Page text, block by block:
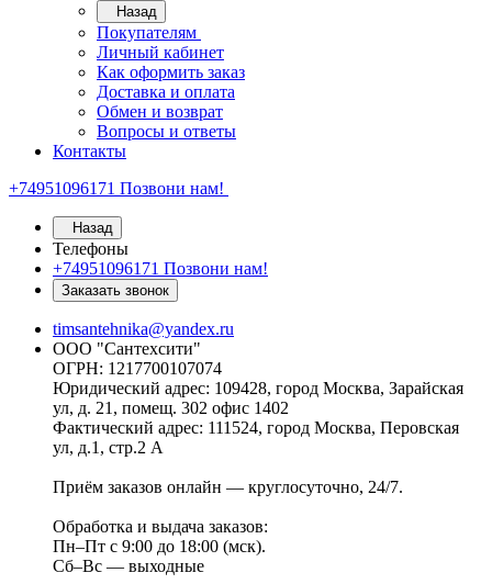
Назад
Покупателям
Личный кабинет
Как оформить заказ
Доставка и оплата
Обмен и возврат
Вопросы и ответы
Контакты
+74951096171 Позвони нам!
Назад
Телефоны
+74951096171 Позвони нам!
Заказать звонок
timsantehnika@yandex.ru
ООО "Сантехсити"
ОГРН: 1217700107074
Юридический адрес: 109428, город Москва, Зарайская
ул, д. 21, помещ. 302 офис 1402
Фактический адрес: 111524, город Москва, Перовская
ул, д.1, стр.2 А
Приём заказов онлайн — круглосуточно, 24/7.
Обработка и выдача заказов:
Пн–Пт с 9:00 до 18:00 (мск).
Сб–Вс — выходные